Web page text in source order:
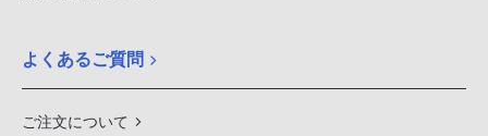
よくあるご質問
ご注文について